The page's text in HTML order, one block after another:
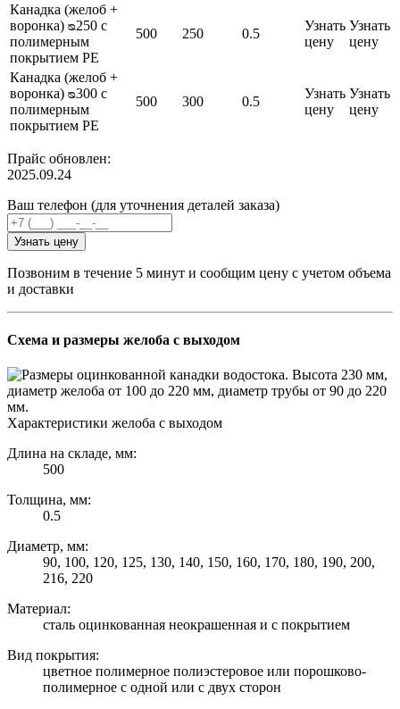
Канадка (желоб +
воронка) ᴓ250 с
полимерным
покрытием PE
500 250 0.5
Узнать
цену
Узнать
цену
Канадка (желоб +
воронка) ᴓ300 с
полимерным
покрытием PE
500 300 0.5
Узнать
цену
Узнать
цену
Прайс обновлен:
2025.09.24
Ваш телефон (для уточнения деталей заказа)
Узнать цену
Позвоним в течение 5 минут и сообщим цену с учетом объема
и доставки
Схема и размеры желоба с выходом
Характеристики желоба с выходом
Длина на складе, мм:
500
Толщина, мм:
0.5
Диаметр, мм:
90, 100, 120, 125, 130, 140, 150, 160, 170, 180, 190, 200,
216, 220
Материал:
сталь оцинкованная неокрашенная и с покрытием
Вид покрытия:
цветное полимерное полиэстеровое или порошково-
полимерное с одной или с двух сторон